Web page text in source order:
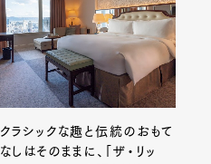
クラシックな趣と伝統のおもて
なしはそのままに、「ザ・リッ